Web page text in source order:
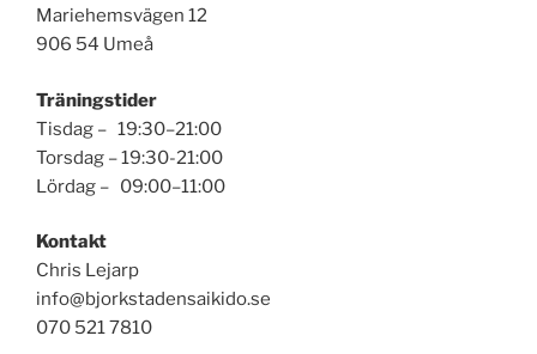
Mariehemsvägen 12
906 54 Umeå
Träningstider
Tisdag – 19:30–21:00
Torsdag – 19:30-21:00
Lördag – 09:00–11:00
Kontakt
Chris Lejarp
info@bjorkstadensaikido.se
070 521 7810